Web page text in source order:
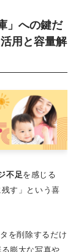
」への鍵だ
用と容量解
不足を感じる
す」という喜
を削除するだけ
膨大な写真や